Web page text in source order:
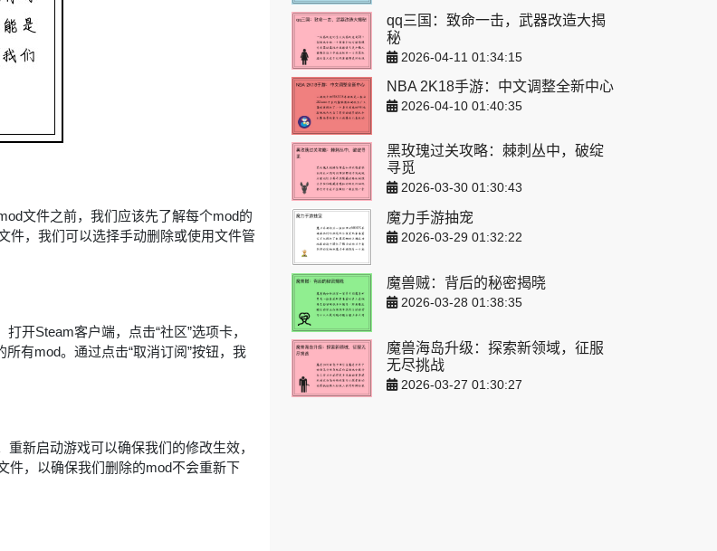
文件之前，我们应该先了解每个mod的
件，我们可以选择手动删除或使用文件管
开Steam客户端，点击“社区”选项卡，
有mod。通过点击“取消订阅”按钮，我
新启动游戏可以确保我们的修改生效，
件，以确保我们删除的mod不会重新下
qq三国：致命一击，武器改造大揭
秘
2026-04-11 01:34:15
NBA 2K18手游：中文调整全新中心
2026-04-10 01:40:35
黑玫瑰过关攻略：棘刺丛中，破绽
寻觅
2026-03-30 01:30:43
魔力手游抽宠
2026-03-29 01:32:22
魔兽贼：背后的秘密揭晓
2026-03-28 01:38:35
魔兽海岛升级：探索新领域，征服
无尽挑战
2026-03-27 01:30:27